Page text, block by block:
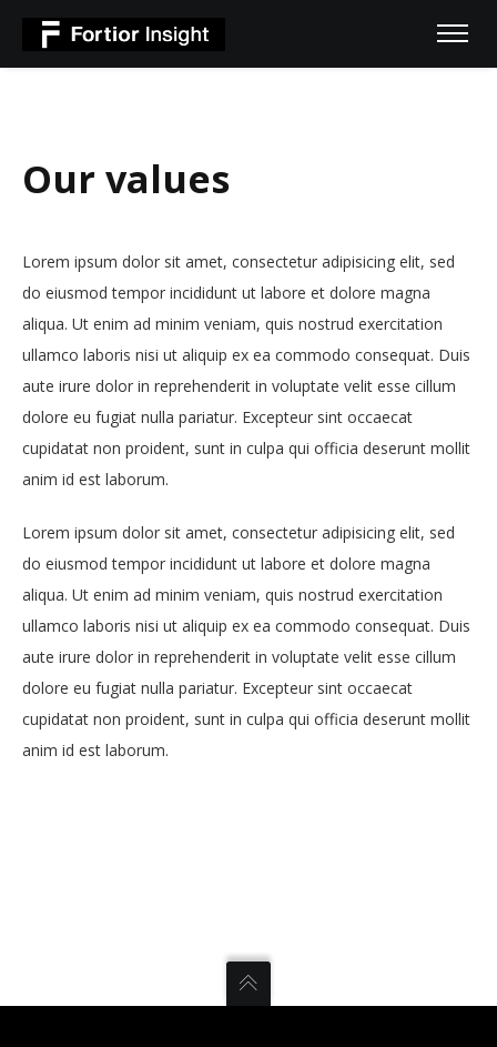
Our values
Lorem ipsum dolor sit amet, consectetur adipisicing elit, sed
do eiusmod tempor incididunt ut labore et dolore magna
aliqua. Ut enim ad minim veniam, quis nostrud exercitation
ullamco laboris nisi ut aliquip ex ea commodo consequat. Duis
aute irure dolor in reprehenderit in voluptate velit esse cillum
dolore eu fugiat nulla pariatur. Excepteur sint occaecat
cupidatat non proident, sunt in culpa qui officia deserunt mollit
anim id est laborum.
Lorem ipsum dolor sit amet, consectetur adipisicing elit, sed
do eiusmod tempor incididunt ut labore et dolore magna
aliqua. Ut enim ad minim veniam, quis nostrud exercitation
ullamco laboris nisi ut aliquip ex ea commodo consequat. Duis
aute irure dolor in reprehenderit in voluptate velit esse cillum
dolore eu fugiat nulla pariatur. Excepteur sint occaecat
cupidatat non proident, sunt in culpa qui officia deserunt mollit
anim id est laborum.